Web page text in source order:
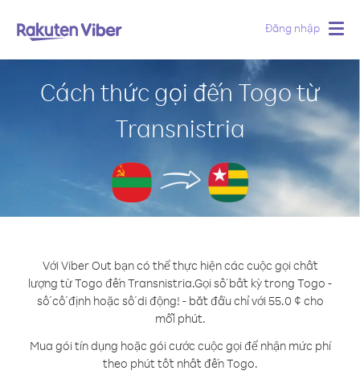
Đăng nhập
Cách thức gọi đến Togo từ
Transnistria
Với Viber Out bạn có thể thực hiện các cuộc gọi chất
lượng từ Togo đến Transnistria.Gọi số bất kỳ trong Togo -
số cố định hoặc số di động! - bắt đầu chỉ với 55.0 ¢ cho
mỗi phút.
Mua gói tín dụng hoặc gói cước cuộc gọi để nhận mức phí
theo phút tốt nhất đến Togo.